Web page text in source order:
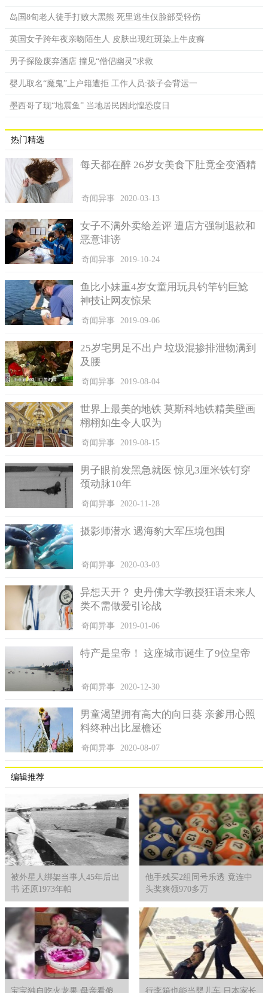
遭遇，她说，这13.9万元就是自己全副身家，而她的孩子几乎将
这笔钱用光了。她希望可以通过大家的力量可以帮助自己追回这
笔钱。
发抖，气得头疼，为了不让自己晕下去，她尽量低下头来稳定自
己的情绪。起初，她不相信儿子会做出这种事。但他看到母亲的
反应后，他似乎也被吓着了，意识到自己犯了错。所以在母亲质
己的借记卡上，但是他称不知道卡里具体数额是多少。
之后这名女子急忙找了银行，并将银行卡冻结了，还注销了
孩子手上的借记卡，甚至还试图联系Twitch公司的总裁，希望公司
无可奈何之下，她只好在社交网上发帖请求网友的帮助，最
后得知只有通过法律途径才能帮助她，而起诉自己的儿子是唯一
的方法，否则银行不会给予任何帮助。
事后这名母亲承认的确是自己疏忽了，没有花时间关注儿
子，才会导致这件事的发生，她希望这件事是他此生犯的最大的
错事，并且希望他能汲取教训，不会再犯第二次了。
小孩子没有成熟的判断能力，偷拿大人的钱去玩游戏、在直
播平台打赏的事件屡见不鲜。作为孩子的家长应该多花时间关注
孩子，发现问题应及时纠正;而作为网络娱乐平台，应该加强对平
台的管理，增强对未成年人消费限制，尽量避免这种事件的发
生。
岛国8旬老人徒手打败大黑熊 死里逃生仅脸部受轻伤
英国女子跨年夜亲吻陌生人 皮肤出现红斑染上牛皮癣
男子探险废弃酒店 撞见“僧侣幽灵”求救
婴儿取名“魔鬼”上户籍遭拒 工作人员:孩子会背运一
墨西哥了现“地震鱼” 当地居民因此惶恐度日
热门精选
每天都在醉 26岁女美食下肚竟全变酒精
奇闻异事 2020-03-13
女子不满外卖给差评 遭店方强制退款和
恶意诽谤
奇闻异事 2019-10-24
鱼比小妹重4岁女童用玩具钓竿钓巨鯰
神技让网友惊呆
奇闻异事 2019-09-06
25岁宅男足不出户 垃圾混掺排泄物满到
及腰
奇闻异事 2019-08-04
世界上最美的地铁 莫斯科地铁精美壁画
栩栩如生令人叹为
奇闻异事 2019-08-15
男子眼前发黑急就医 惊见3厘米铁钉穿
颈动脉10年
奇闻异事 2020-11-28
摄影师潜水 遇海豹大军压境包围
奇闻异事 2020-03-03
异想天开？ 史丹佛大学教授狂语未来人
类不需做爱引论战
奇闻异事 2019-01-06
特产是皇帝！ 这座城市诞生了9位皇帝
奇闻异事 2020-12-30
男童渴望拥有高大的向日葵 亲爹用心照
料终种出比屋檐还
奇闻异事 2020-08-07
编辑推荐
被外星人绑架当事人45年后出
书 还原1973年帕
他手残买2组同号乐透 竟连中
头奖爽领970多万
宝宝独自吃火龙果 母亲看傻 行李箱也能当婴儿车 日本家长